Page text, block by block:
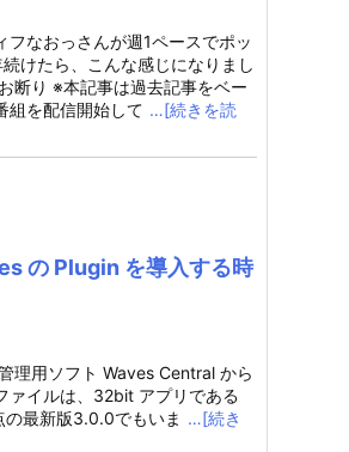
フなおっさんが週1ペースでポッ
けたら、こんな感じになりまし
断り ※本記事は過去記事をベー
組を配信開始して …[続きを読
の Plugin を導入する時
理用ソフト Waves Central から
ァイルは、32bit アプリである
最新版3.0.0でもいま …[続き